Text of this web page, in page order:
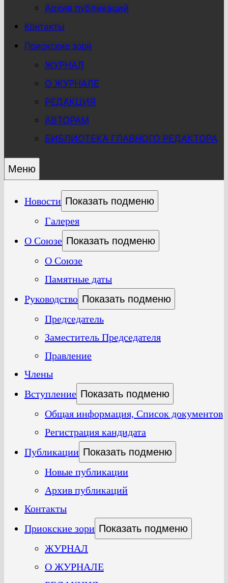
Архив публикаций
Контакты
Приокские зори
ЖУРНАЛ
О ЖУРНАЛЕ
РЕДАКЦИЯ
АВТОРАМ
БИБЛИОТЕКА ГЛАВНОГО РЕДАКТОРА
Меню
Новости Показать подменю
Галерея
О Союзе Показать подменю
О Союзе
Памятные даты
Руководство Показать подменю
Председатель
Заместитель Председателя
Правление
Члены
Вступление Показать подменю
Общая информация, Список документов
Регистрация кандидата
Публикации Показать подменю
Новые публикации
Архив публикаций
Контакты
Приокские зори Показать подменю
ЖУРНАЛ
О ЖУРНАЛЕ